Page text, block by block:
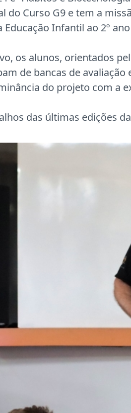
do Curso G9 e tem a
Infantil ao 2º
os alunos, orientados
de bancas de
do projeto com a
das últimas edições